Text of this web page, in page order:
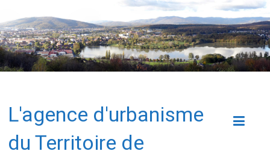
L'agence d'urbanisme
du Territoire de